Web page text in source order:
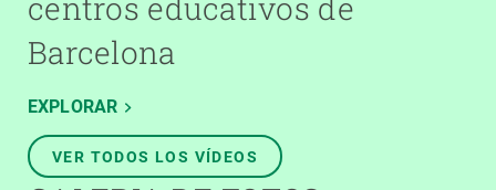
centros educativos de
Barcelona
EXPLORAR
VER TODOS LOS VÍDEOS